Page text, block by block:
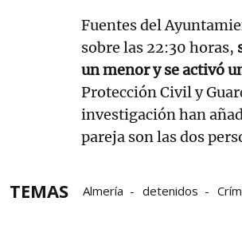
Fuentes del
sobre las 22:30 horas,
un menor y se activó
Protección Civil y
investigación han
pareja son las dos
TEMAS Almería detenidos